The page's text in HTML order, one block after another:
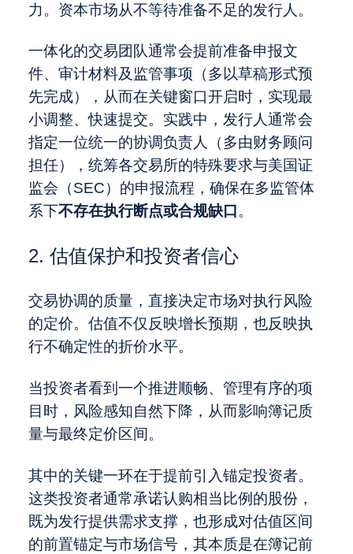
力。资本市场从不等待准备不足的发行人。
一体化的交易团队通常会提前准备申报文
件、审计材料及监管事项（多以草稿形式预
先完成），从而在关键窗口开启时，实现最
小调整、快速提交。实践中，发行人通常会
指定一位统一的协调负责人（多由财务顾问
担任），统筹各交易所的特殊要求与美国证
监会（SEC）的申报流程，确保在多监管体
系下不存在执行断点或合规缺口 。
2. 估值保护和投资者信心
交易协调的质量，直接决定市场对执行风险
的定价。估值不仅反映增长预期，也反映执
行不确定性的折价水平。
当投资者看到一个推进顺畅、管理有序的项
目时，风险感知自然下降，从而影响簿记质
量与最终定价区间。
其中的关键一环在于提前引入锚定投资者。
这类投资者通常承诺认购相当比例的股份，
既为发行提供需求支撑，也形成对估值区间
的前置锚定与市场信号，其本质是在簿记前